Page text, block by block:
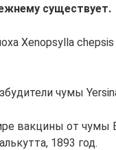
существует.
Xenopsylla
чумы
вакцины от
1893 год.